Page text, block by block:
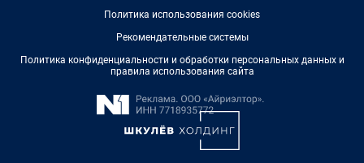
Политика использования cookies
Рекомендательные системы
Политика конфиденциальности и обработки персональных данных и
правила использования сайта